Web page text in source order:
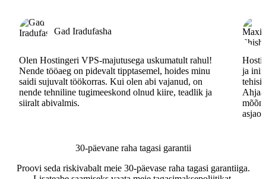
Gad Iradufasha
Olen Hostingeri VPS-majutusega uskumatult rahul!
Nende tööaeg on pidevalt tipptasemel, hoides minu
saidi sujuvalt töökorras. Kui olen abi vajanud, on
nende tehniline tugimeeskond olnud kiire, teadlik ja
siiralt abivalmis.
ja
30-päevane raha tagasi garantii
Proovi seda riskivabalt meie 30-päevase raha tagasi garantiiga.